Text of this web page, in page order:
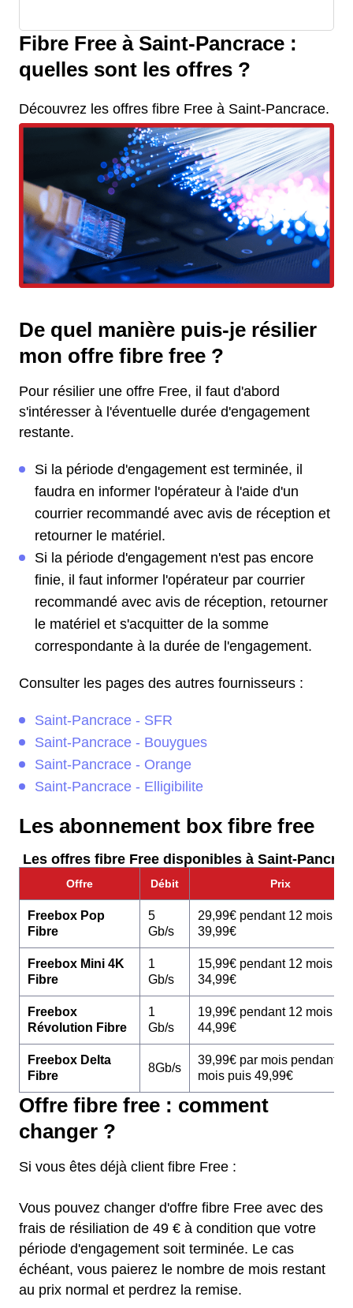
Fibre Free à Saint-Pancrace :
quelles sont les offres ?
Découvrez les offres fibre Free à Saint-Pancrace.
De quel manière puis-je résilier
mon offre fibre free ?
Pour résilier une offre Free, il faut d'abord
s'intéresser à l'éventuelle durée d'engagement
restante.
Si la période d'engagement est terminée, il
faudra en informer l'opérateur à l'aide d'un
courrier recommandé avec avis de réception et
retourner le matériel.
Si la période d'engagement n'est pas encore
finie, il faut informer l'opérateur par courrier
recommandé avec avis de réception, retourner
le matériel et s'acquitter de la somme
correspondante à la durée de l'engagement.
Consulter les pages des autres fournisseurs :
Saint-Pancrace - SFR
Saint-Pancrace - Bouygues
Saint-Pancrace - Orange
Saint-Pancrace - Elligibilite
Les abonnement box fibre free
Les offres fibre Free disponibles à Saint-
Offre Débit Prix
Freebox Pop
Fibre
5
Gb/s
29,99€ pendant 12 mois
39,99€
Freebox Mini 4K
Fibre
1
Gb/s
15,99€ pendant 12 mois
34,99€
Freebox
Révolution Fibre
1
Gb/s
19,99€ pendant 12 mois
44,99€
Freebox Delta
Fibre
8Gb/s
39,99€ par mois pendant 12
mois puis 49,99€
Offre fibre free : comment
changer ?
Si vous êtes déjà client fibre Free :
Vous pouvez changer d'offre fibre Free avec des
frais de résiliation de 49 € à condition que votre
période d'engagement soit terminée. Le cas
échéant, vous paierez le nombre de mois restant
au prix normal et perdrez la remise.